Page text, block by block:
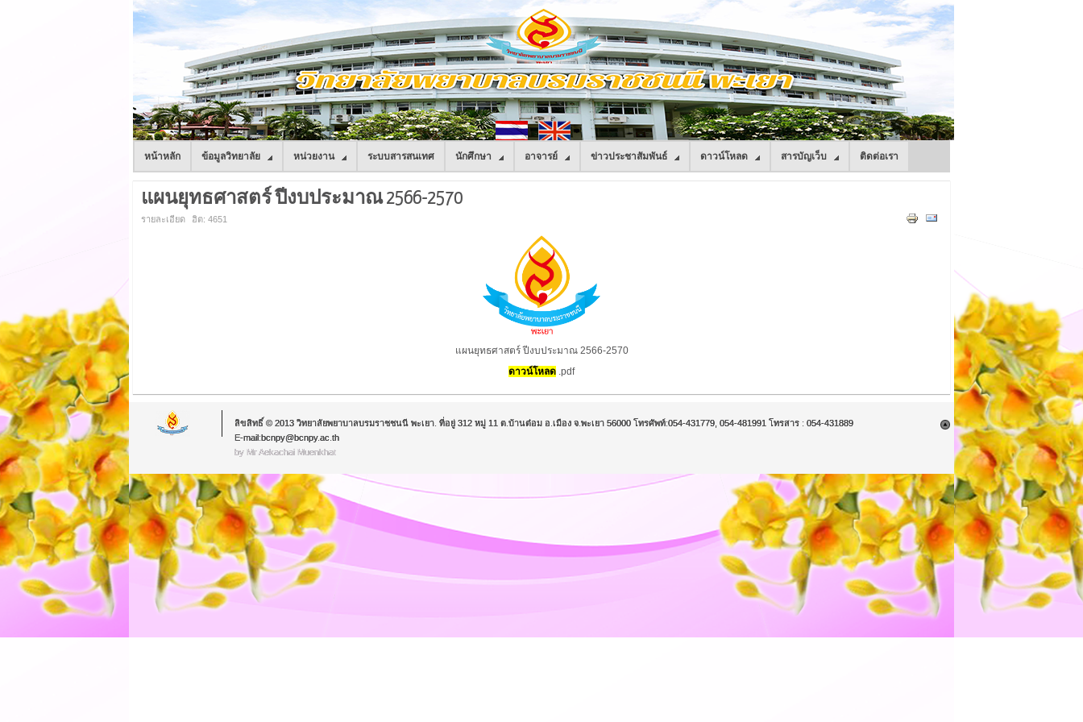
หน้าหลัก ข้อมูลวิทยาลัย หน่วยงาน ระบบสารสนเทศ นักศึกษา อาจารย์ ข่าวประชาสัมพันธ์ ดาวน์โหลด สารบัญเว็บ ติดต่อเรา
แผนยุทธศาสตร์ ปีงบประมาณ 2566-2570
รายละเอียด ฮิต: 4651
แผนยุทธศาสตร์ ปีงบประมาณ 2566-2570
ดาวน์โหลด .pdf
ลิขสิทธิ์ © 2013 วิทยาลัยพยาบาลบรมราชชนนี พะเยา. ที่อยู่ 312 หมู่ 11 ต.บ้านต๋อม อ.เมือง จ.พะเยา 56000 โทรศัพท์:054-431779, 054-481991 โทรสาร : 054-431889
E-mail:bcnpy@bcnpy.ac.th
by Mr.Aekachai Muenkhat